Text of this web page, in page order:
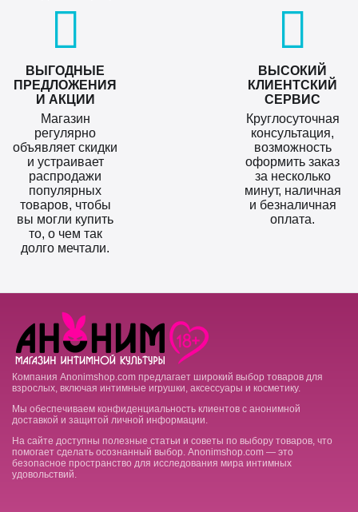
ВЫГОДНЫЕ
ПРЕДЛОЖЕНИЯ
И АКЦИИ
Магазин
регулярно
объявляет скидки
и устраивает
распродажи
популярных
товаров, чтобы
вы могли купить
то, о чем так
долго мечтали.
ВЫСОКИЙ
КЛИЕНТСКИЙ
СЕРВИС
Круглосуточная
консультация,
возможность
оформить заказ
за несколько
минут, наличная
и безналичная
оплата.
Компания Anonimshop.com предлагает широкий выбор товаров для
взрослых, включая интимные игрушки, аксессуары и косметику.
Мы обеспечиваем конфиденциальность клиентов с анонимной
доставкой и защитой личной информации.
На сайте доступны полезные статьи и советы по выбору товаров, что
помогает сделать осознанный выбор. Anonimshop.com — это
безопасное пространство для исследования мира интимных
удовольствий.